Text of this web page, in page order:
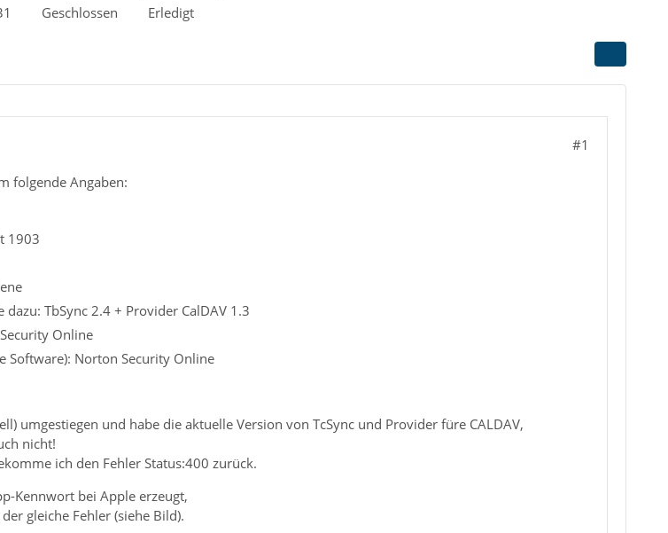
Geschlossen Erledigt
#1
folgende Angaben:
1903
TbSync 2.4 + Provider CalDAV 1.3
Online
Software): Norton Security Online
umgestiegen und habe die aktuelle Version von TcSync und Provider füre CALDAV,
nicht!
ich den Fehler Status:400 zurück.
Kennwort bei Apple erzeugt,
gleiche Fehler (siehe Bild).